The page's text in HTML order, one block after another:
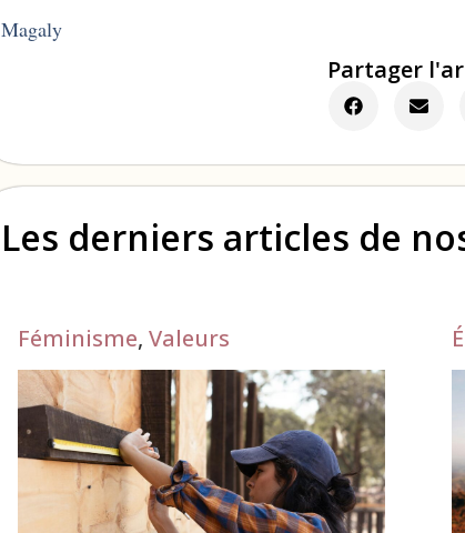
Magaly
Partager
Les derniers articles de
Féminisme, Valeurs